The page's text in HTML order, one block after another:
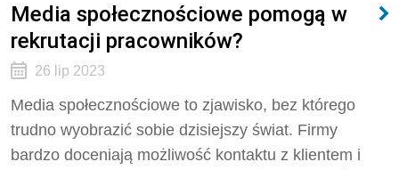
Media społecznościowe pomogą w
rekrutacji pracowników?
26 lip 2023
Media społecznościowe to zjawisko, bez którego
trudno wyobrazić sobie dzisiejszy świat. Firmy
bardzo doceniają możliwość kontaktu z klientem i